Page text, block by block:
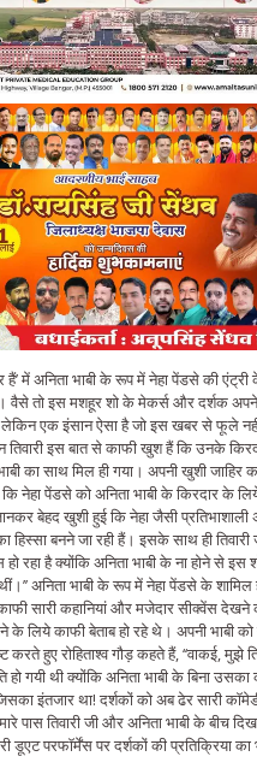
हैं’ में अनिता भाबी के रूप में नेहा पेंडसे की
वैसे तो इस मशहूर शो के मेकर्स और दर्शक
एक इंसान ऐसा है जो इस खबर से फूले
तिवारी इस बात से काफी खुश हैं कि उनके
का साथ मिल ही गया। अपनी खुशी जाहिर
नेहा पेंडसे को अनिता भाबी के किरदार के
बेहद खुशी हुई कि नेहा जैसी प्रतिभाशाली
हिस्सा बनने जा रही हैं। इसके साथ ही
रहा है क्योंकि अनिता भाबी के ना होने से इस
अनिता भाबी के रूप में नेहा पेंडसे के शामिल
सारी कहानियां और मजेदार सीक्वेंस देखने
लिये काफी बेताब हो रहे थे। अपनी भाबी को
करते हुए रोहिताश्व गौड़ कहते हैं, ‘‘वाकई, मुझे
गयी थी क्योंकि अनिता भाबी के बिना उसका
इंतजार था! दर्शकों को अब ढेर सारी
पास तिवारी जी और अनिता भाबी के बीच
डूएट परफाॅर्मेंस पर दर्शकों की प्रतिक्रिया